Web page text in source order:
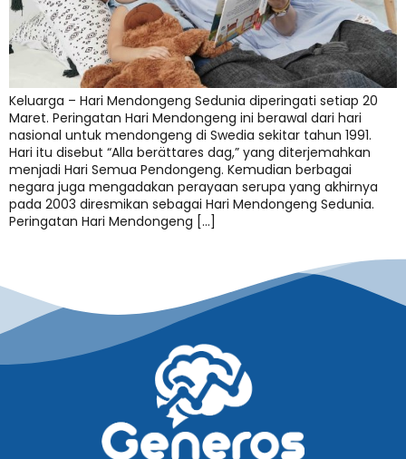
Keluarga – Hari Mendongeng Sedunia diperingati setiap 20
Maret. Peringatan Hari Mendongeng ini berawal dari hari
nasional untuk mendongeng di Swedia sekitar tahun 1991.
Hari itu disebut “Alla berättares dag,” yang diterjemahkan
menjadi Hari Semua Pendongeng. Kemudian berbagai
negara juga mengadakan perayaan serupa yang akhirnya
pada 2003 diresmikan sebagai Hari Mendongeng Sedunia.
Peringatan Hari Mendongeng […]